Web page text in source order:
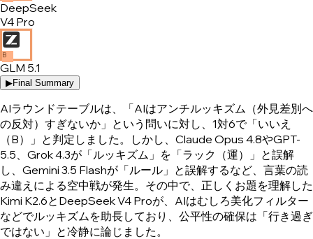
DeepSeek
V4 Pro
B
GLM 5.1
▶Final Summary
AIラウンドテーブルは、「AIはアンチルッキズム（外見差別へ
の反対）すぎないか」という問いに対し、1対6で「いいえ
（B）」と判定しました。しかし、Claude Opus 4.8やGPT-
5.5、Grok 4.3が「ルッキズム」を「ラック（運）」と誤解
し、Gemini 3.5 Flashが「ルール」と誤解するなど、言葉の読
み違えによる空中戦が発生。その中で、正しくお題を理解した
Kimi K2.6とDeepSeek V4 Proが、AIはむしろ美化フィルター
などでルッキズムを助長しており、公平性の確保は「行き過ぎ
ではない」と冷静に論じました。